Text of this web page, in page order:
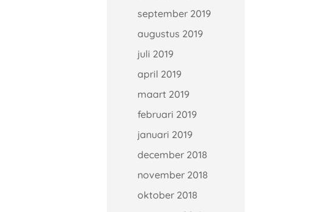
september 2019
augustus 2019
juli 2019
april 2019
maart 2019
februari 2019
januari 2019
december 2018
november 2018
oktober 2018